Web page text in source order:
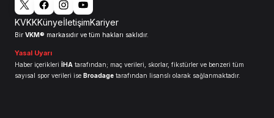
KVKKKünyeİletişimKariyer
Bir VKM® markasıdır ve tüm hakları saklıdır.
Yasal Uyarı
Haber içerikleri İHA tarafından; maç verileri, skorlar, fikstürler ve benzeri tüm
sayısal spor verileri ise Broadage tarafından lisanslı olarak sağlanmaktadır.